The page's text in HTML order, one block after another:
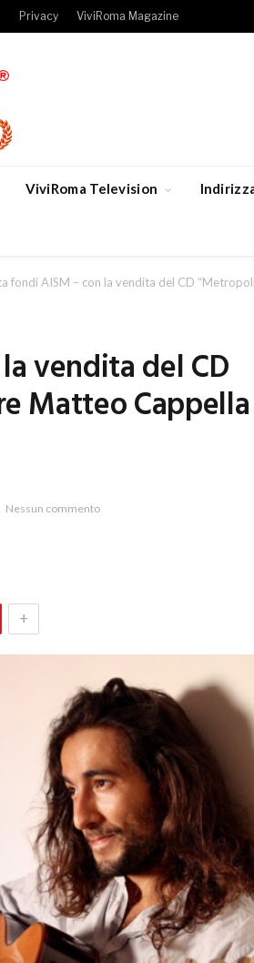
Privacy ViviRoma Magazine
ViviRoma Television
fondi AISM – con la vendita del CD
vendita del CD
Matteo Cappella
Nessun commento
+